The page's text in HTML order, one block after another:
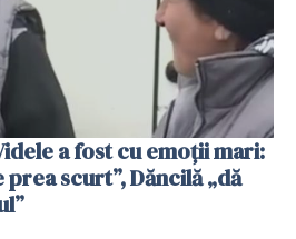
a fost cu emoţii mari:
scurt”, Dăncilă „dă